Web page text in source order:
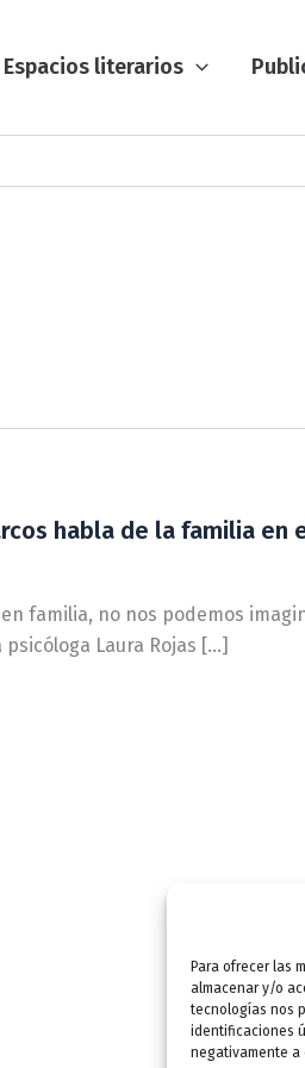
Para ofrecer las
almacenar y/o
tecnologías nos
identificaciones
negativamente a
Espacios literarios
habla de la familia
familia, no nos podemos
Laura Rojas […]